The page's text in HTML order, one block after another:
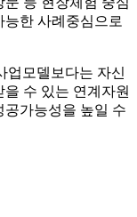
능한 사례중심으로
업모델보다는 자신
수 있는 연계자원
가능성을 높일 수